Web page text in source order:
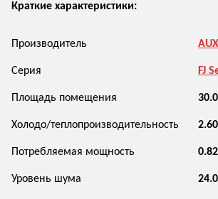
Краткие характеристики:
Производитель AUX
Серия FJ
Площадь помещения
Холодо/теплопроизводительность
Потребляемая мощность
Уровень шума